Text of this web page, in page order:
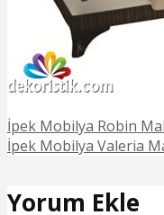
İpek Mobilya Robin
İpek Mobilya Valeria
Yorum Ekle